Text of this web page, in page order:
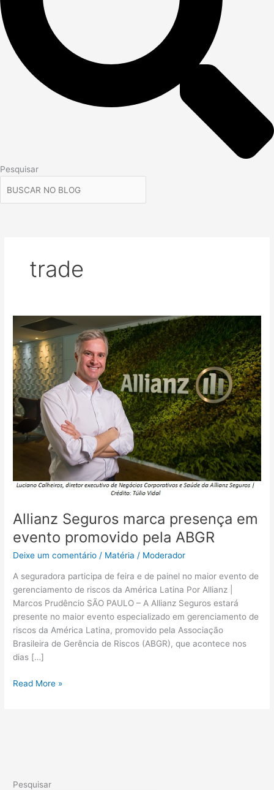
Pesquisar
trade
Allianz Seguros marca presença em
evento promovido pela ABGR
Deixe um comentário / Matéria / Moderador
A seguradora participa de feira e de painel no maior evento de
gerenciamento de riscos da América Latina Por Allianz |
Marcos Prudêncio SÃO PAULO – A Allianz Seguros estará
presente no maior evento especializado em gerenciamento de
riscos da América Latina, promovido pela Associação
Brasileira de Gerência de Riscos (ABGR), que acontece nos
dias […]
Allianz
Seguros
marca
presença
em
evento
promovido
pela
ABGR
Read More »
Pesquisar